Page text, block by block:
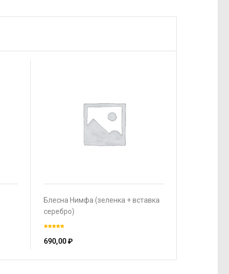
Блесна Нимфа (зеленка + вставка
серебро)
690,00₽